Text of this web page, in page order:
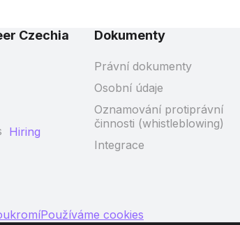
Czechia
Hiring
Dokumenty
Právní dokumenty
Osobní údaje
Oznamování protiprávní
činnosti (whistleblowing)
Integrace
Používáme cookies